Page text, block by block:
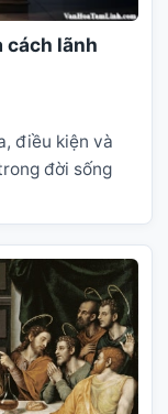
cách lãnh
điều kiện và
đời sống